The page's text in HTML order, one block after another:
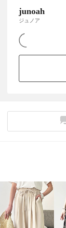
junoah
ジュノア